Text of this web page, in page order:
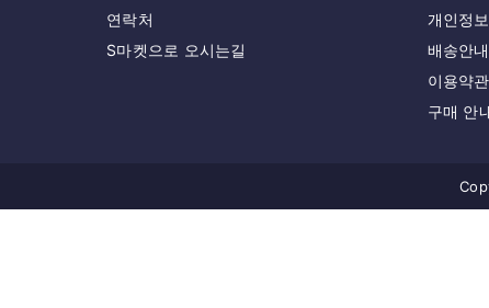
연락처
S마켓으로 오시는길
개인정
배송안내
이용약관
구매 안